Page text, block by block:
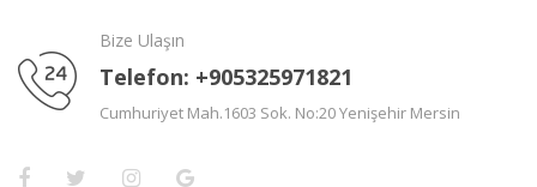
Bize Ulaşın
Telefon: +905325971821
Cumhuriyet Mah.1603 Sok. No:20 Yenişehir Mersin